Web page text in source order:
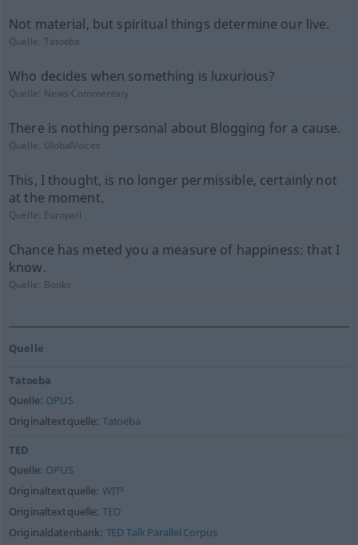
Not material, but spiritual things determine our live.
Quelle:Tatoeba
Who decides when something is luxurious?
Quelle: News-Commentary
There is nothing personal about Blogging for a cause.
Quelle: GlobalVoices
This, I thought, is no longer permissible, certainly not
at the moment.
Quelle: Europarl
Chance has meted you a measure of happiness: that I
know.
Quelle: Books
Quelle
Tatoeba
Quelle: OPUS
Originaltextquelle: Tatoeba
TED
Quelle: OPUS
Originaltextquelle: WIT³
Originaltextquelle: TED
Originaldatenbank: TED Talk Parallel Corpus